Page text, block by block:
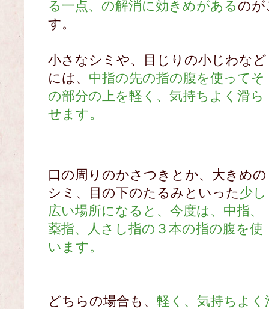
る一点、の解消に効きめがあるのが
す。
小さなシミや、目じりの小じわなど
には、 中指の先の指の腹を使ってそ
の部分の上を軽く、気持ちよく滑ら
せます。
口の周りのかさつきとか、大きめの
シミ、目の下のたるみといった 少し
広い場所になると、今度は、中指、
薬指、人さし指の３本の指の腹を使
います。
どちらの場合も、 軽く、気持ちよ